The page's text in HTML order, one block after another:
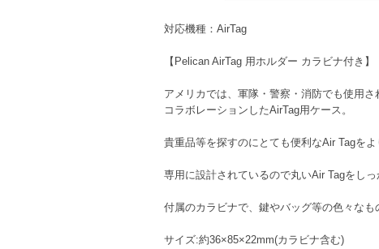
対応機種：AirTag
【Pelican AirTag 用ホルダー カラビナ付き】
アメリカでは、軍隊・警察・消防でも使用
コラボレーションしたAirTag用ケース。
貴重品等を探すのにとても便利なAir Tagを
専用に設計されているので丸いAir Tagをし
付属のカラビナで、鍵やバッグ等の色々なも
サイズ:約36×85×22mm(カラビナ含む)